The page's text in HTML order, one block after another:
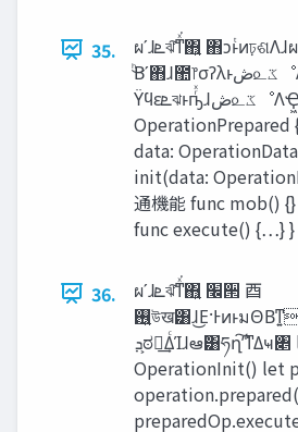
35.
ผʹɺ‫ܧ‬ঝ͠ͳͯ͘΋͍͍ ΋͏ͻͱͭͷঢ়ଶΛɺผͷ‫Ͱܕ‬ද‫ݱ‬ ⾣
ͪ͜Βʹ΋ɺ಺෦σʔλͱ‫ڞ‬௨‫ػ‬ೳΛඋ͑Δ ⾣
Ϋϥε‫ܧ‬ঝͱҧͬͯɺ‫ڞ‬௨‫ػ‬ೳΛҾ͖‫͍ͳ͛ܧ‬ struct
OperationPrepared
data:
init(data:
通機能 func mob()
func execute() {…} }
36.
ผʹɺ‫ܧ‬ঝ͠ͳͯ͘΋͍͍ ‫׬‬੒ ⾣
࢖͍উख͸ɺ͜Ε·ͰͷͱมΘΒͳ͍ ⾣
‫͕ܕ‬ಠཱ͢ΔͨΊɺఆٛ͸ཧղ͠ʹ͘͘ͳΔҹ৅ let operation =
OperationInit() let